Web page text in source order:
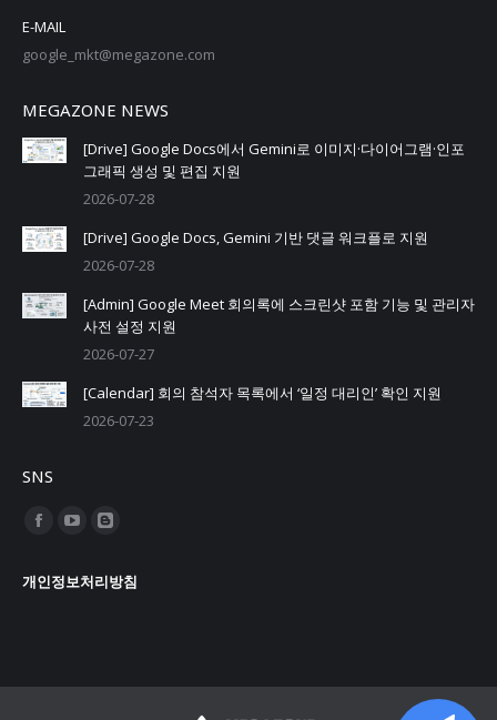
E-MAIL
google_mkt@megazone.com
MEGAZONE NEWS
[Drive] Google Docs에서 Gemini로 이미지·다이어그램·인포
그래픽 생성 및 편집 지원
2026-07-28
[Drive] Google Docs, Gemini 기반 댓글 워크플로 지원
2026-07-28
[Admin] Google Meet 회의록에 스크린샷 포함 기능 및 관리자
사전 설정 지원
2026-07-27
[Calendar] 회의 참석자 목록에서 ‘일정 대리인’ 확인 지원
2026-07-23
SNS
Find us on:
Facebook
opens
YouTube
opens
Blogger
opens
개인정보처리방침